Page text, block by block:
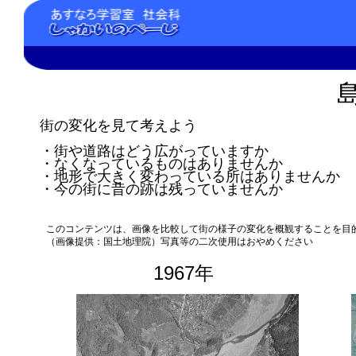
1967年
街の変化を見て考えよう
・街や道路はどう広がっていますか
・なくなっているものはありませんか
・地形で大きく変わっている所はありませんか
・今の街に昔の跡は残っていませんか
このコンテンツは、画像を比較して街の様子の変化を概観することを
（画像提供：国土地理院）写真等の二次使用はおやめください